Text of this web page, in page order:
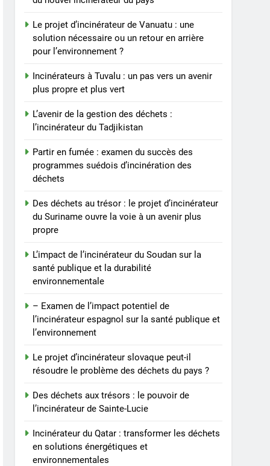
7
du Soudan sur la santé
publique et la durabilité
environnementale
8
– Examen de l’impact
espagnol sur la santé
publique et
AIO
Le projet d’incinérateur de Vanuatu : une
solution nécessaire ou un retour en arrière
pour l’environnement ?
Incinérateurs à Tuvalu : un pas vers un avenir
plus propre et plus vert
L’avenir de la gestion des déchets :
l’incinérateur du Tadjikistan
Partir en fumée : examen du succès des
programmes suédois d’incinération des
déchets
Des déchets au trésor : le projet d’incinérateur
du Suriname ouvre la voie à un avenir plus
propre
L’impact de l’incinérateur du Soudan sur la
santé publique et la durabilité
environnementale
– Examen de l’impact potentiel de
l’incinérateur espagnol sur la santé publique et
l’environnement
Le projet d’incinérateur slovaque peut-il
résoudre le problème des déchets du pays ?
Des déchets aux trésors : le pouvoir de
l’incinérateur de Sainte-Lucie
Incinérateur du Qatar : transformer les déchets
en solutions énergétiques et
environnementales